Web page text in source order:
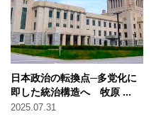
日本政治の転換点─多党化に
即した統治構造へ 牧原 ...
2025.07.31